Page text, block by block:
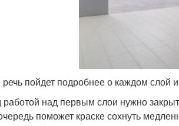
пойдет подробнее о каждом слой
над первым слои нужно
поможет краске сохнуть